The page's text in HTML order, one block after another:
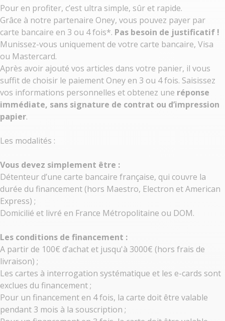
Pour en profiter, c’est ultra simple, sûr et rapide.
Grâce à notre partenaire Oney, vous pouvez payer par
carte bancaire en 3 ou 4 fois*. Pas besoin de justificatif !
Munissez-vous uniquement de votre carte bancaire, Visa
ou Mastercard.
Après avoir ajouté vos articles dans votre panier, il vous
suffit de choisir le paiement Oney en 3 ou 4 fois. Saisissez
vos informations personnelles et obtenez une réponse
immédiate, sans signature de contrat ou d’impression
papier.
Les modalités :
Vous devez simplement être :
Détenteur d’une carte bancaire française, qui couvre la
durée du financement (hors Maestro, Electron et American
Express) ;
Domicilié et livré en France Métropolitaine ou DOM.
Les conditions de financement :
A partir de 100€ d’achat et jusqu'à 3000€ (hors frais de
livraison) ;
Les cartes à interrogation systématique et les e-cards sont
exclues du financement ;
Pour un financement en 4 fois, la carte doit être valable
pendant 3 mois à la souscription ;